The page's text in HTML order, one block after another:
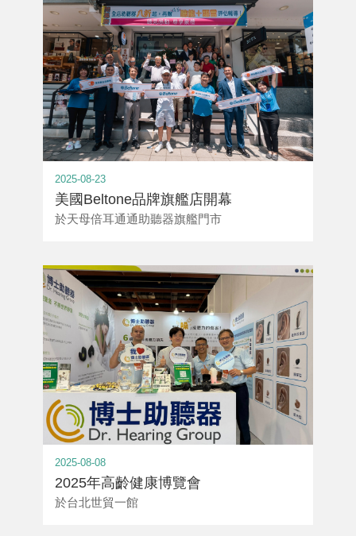
2025-08-23
美國Beltone品牌旗艦店開幕
於天母倍耳通通助聽器旗艦門市
2025-08-08
2025年高齡健康博覽會
於台北世貿一館